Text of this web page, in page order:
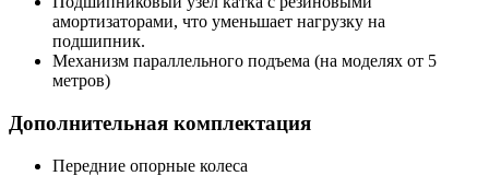
амортизаторами, что уменьшает нагрузку на
подшипник.
Механизм параллельного подъема (на моделях от 5
метров)
Дополнительная комплектация
Передние опорные колеса